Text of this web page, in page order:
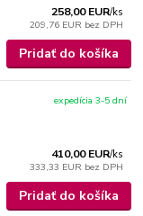
258,00 EUR/ks
209,76 EUR bez DPH
Pridať do košíka
410,00 EUR/ks
333,33 EUR bez DPH
expedícia 3-5 dní
Pridať do košíka